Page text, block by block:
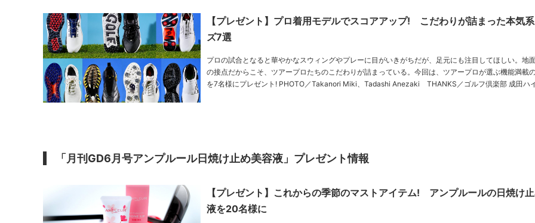
【プレゼント】プロ着用モデルでスコアアップ! こだわりが詰まった本気
ズ7選
プロの試合となると華やかなスウィングやプレーに目がいきがちだが、足元にも注目してほしい。地
の接点だからこそ、ツアープロたちのこだわりが詰まっている。今回は、ツアープロが選ぶ機能満載
を7名様にプレゼント! PHOTO／Takanori Miki、Tadashi Anezaki THANKS／ゴルフ倶楽部 成田ハイツリー 解
「月刊GD6月号アンプルール日焼け止め美容液」プレゼント情報
【プレゼント】これからの季節のマストアイテム! アンプルールの日焼け
液を20名様に